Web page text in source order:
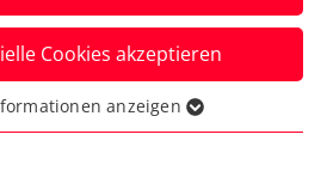
wird erneut zu sehen
ATP-Challenger in
Cookies akzeptieren
für grundlegende
anzeigen